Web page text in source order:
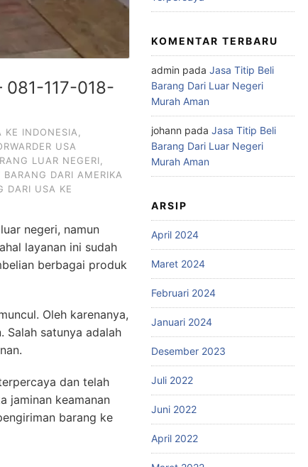
081-117-018-
KE INDONESIA
USA
LUAR NEGERI
DARI AMERIKA
DARI USA KE
negeri, namun
layanan ini sudah
berbagai produk
Oleh karenanya,
Salah satunya adalah
dan telah
jaminan keamanan
barang ke
KOMENTAR TERBARU
admin pada Jasa Titip Beli
Barang Dari Luar Negeri
Murah Aman
johann pada Jasa Titip Beli
Barang Dari Luar Negeri
Murah Aman
ARSIP
April 2024
Maret 2024
Februari 2024
Januari 2024
Desember 2023
Juli 2022
Juni 2022
April 2022